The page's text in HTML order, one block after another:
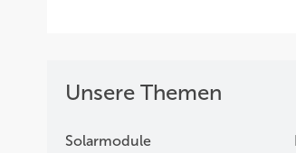
Unsere Themen
Solarmodule